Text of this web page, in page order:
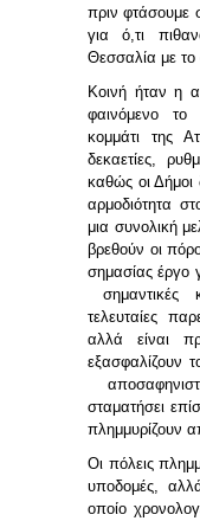
πριν φτάσουμε
για ό,τι
Θεσσαλία με το
Κοινή ήταν η
φαινόμενο το
κομμάτι της
δεκαετίες,
καθώς οι Δήμοι
αρμοδιότητα
μια συνολική
βρεθούν οι
σημασίας έργο
σημαντικές
τελευταίες
αλλά είναι
εξασφαλίζουν
σταματήσει
πλημμυρίζουν
Οι πόλεις
υποδομές,
οποίο